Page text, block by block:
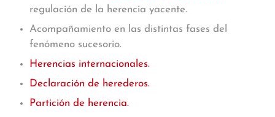
regulación de la herencia yacente.
Acompañamiento en las distintas fases del
fenómeno sucesorio.
Herencias internacionales.
Declaración de herederos.
Partición de herencia.